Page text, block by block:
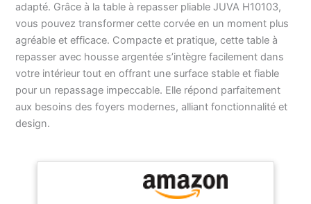
adapté. Grâce à la table à repasser pliable JUVA H10103,
vous pouvez transformer cette corvée en un moment plus
agréable et efficace. Compacte et pratique, cette table à
repasser avec housse argentée s’intègre facilement dans
votre intérieur tout en offrant une surface stable et fiable
pour un repassage impeccable. Elle répond parfaitement
aux besoins des foyers modernes, alliant fonctionnalité et
design.